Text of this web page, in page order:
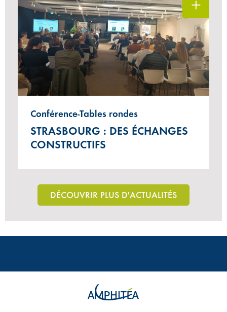
Conférence-Tables rondes
STRASBOURG : DES ÉCHANGES
CONSTRUCTIFS
DÉCOUVRIR PLUS D'ACTUALITÉS